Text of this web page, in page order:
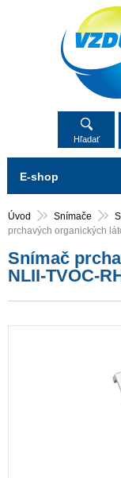
Hľadať
Úvod Snímače
prchavých organických
Snímač
NLII-TVOC-
E-shop